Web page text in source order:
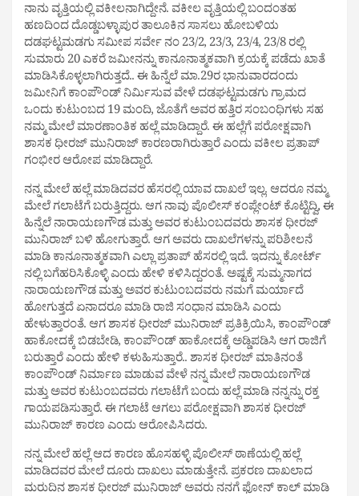
ನಾನು ವೃತ್ತಿಯಲ್ಲಿ ವಕೀಲನಾಗಿದ್ದೇನೆ. ವಕೀಲ ವೃತ್ತಿಯಲ್ಲಿ ಬಂದಂತಹ
ಹಣದಿಂದ ದೊಡ್ಡಬಳ್ಳಾಪುರ ತಾಲೂಕಿನ ಸಾಸಲು ಹೋಬಳಿಯ
ದಡಘಟ್ಟಮಡಗು ಸಮೀಪ ಸರ್ವೇ ನಂ 23/2, 23/3, 23/4, 23/8 ರಲ್ಲಿ
ಸುಮಾರು 20 ಎಕರೆ ಜಮೀನನ್ನು ಕಾನೂನಾತ್ಮಕವಾಗಿ ಕ್ರಯಕ್ಕೆ ಪಡೆದು ಖಾತೆ
ಮಾಡಿಸಿಕೊಳ್ಳಲಾಗಿರುತ್ತದೆ.. ಈ ಹಿನ್ನೆಲೆ ಮಾ.29ರ ಭಾನುವಾರದಂದು
ಜಮೀನಿಗೆ ಕಾಂಪೌಂಡ್ ನಿರ್ಮಿಸುವ ವೇಳೆ ದಡಘಟ್ಟಮಡಗು ಗ್ರಾಮದ
ಒಂದು ಕುಟುಂಬದ 19 ಮಂದಿ, ಜೊತೆಗೆ ಅವರ ಹತ್ತಿರ ಸಂಬಂಧಿಗಳು ಸಹ
ನಮ್ಮ ಮೇಲೆ ಮಾರಣಾಂತಿಕ ಹಲ್ಲೆ ಮಾಡಿದ್ದಾರೆ. ಈ ಹಲ್ಲೆಗೆ ಪರೋಕ್ಷವಾಗಿ
ಶಾಸಕ ಧೀರಜ್ ಮುನಿರಾಜ್ ಕಾರಣರಾಗಿರುತ್ತಾರೆ ಎಂದು ವಕೀಲ ಪ್ರತಾಪ್
ಗಂಭೀರ ಆರೋಪ ಮಾಡಿದ್ದಾರೆ.
ನನ್ನ ಮೇಲೆ ಹಲ್ಲೆ ಮಾಡಿದವರ ಹೆಸರಲ್ಲಿ ಯಾವ ದಾಖಲೆ ಇಲ್ಲ. ಆದರೂ ನಮ್ಮ
ಮೇಲೆ ಗಲಾಟೆಗೆ ಬರುತ್ತಿದ್ದರು. ಆಗ ನಾವು ಪೊಲೀಸ್ ಕಂಪ್ಲೇಂಟ್ ಕೊಟ್ಟಿದ್ವಿ, ಈ
ಹಿನ್ನೆಲೆ ನಾರಾಯಣಗೌಡ ಮತ್ತು ಅವರ ಕುಟುಂಬದವರು ಶಾಸಕ ಧೀರಜ್
ಮುನಿರಾಜ್ ಬಳಿ ಹೋಗುತ್ತಾರೆ. ಆಗ ಅವರು ದಾಖಲೆಗಳನ್ನು ಪರಿಶೀಲನೆ
ಮಾಡಿ ಕಾನೂನಾತ್ಮಕವಾಗಿ ಎಲ್ಲಾ ಪ್ರತಾಪ್ ಹೆಸರಲ್ಲಿ ಇದೆ. ಇದನ್ನು ಕೋರ್ಟ್
ನಲ್ಲಿ ಬಗೆಹರಿಸಿಕೊಳ್ಳಿ ಎಂದು ಹೇಳಿ ಕಳಿಸಿದ್ದರಂತೆ. ಅಷ್ಟಕ್ಕೆ ಸುಮ್ಮನಾಗದ
ನಾರಾಯಣಗೌಡ ಮತ್ತು ಅವರ ಕುಟುಂಬದವರು ನಮಗೆ ಮರ್ಯಾದೆ
ಹೋಗುತ್ತದೆ ಏನಾದರೂ ಮಾಡಿ ರಾಜಿ ಸಂಧಾನ ಮಾಡಿಸಿ ಎಂದು
ಹೇಳುತ್ತಾರಂತೆ. ಆಗ ಶಾಸಕ ಧೀರಜ್ ಮುನಿರಾಜ್ ಪ್ರತಿಕ್ರಿಯಿಸಿ, ಕಾಂಪೌಂಡ್
ಹಾಕೋದಕ್ಕೆ ಬಿಡಬೇಡಿ, ಕಾಂಪೌಂಡ್ ಹಾಕೋದಕ್ಕೆ ಅಡ್ಡಿಪಡಿಸಿ ಆಗ ರಾಜಿಗೆ
ಬರುತ್ತಾರೆ ಎಂದು ಹೇಳಿ ಕಳುಹಿಸುತ್ತಾರೆ.. ಶಾಸಕ ಧೀರಜ್ ಮಾತಿನಂತೆ
ಕಾಂಪೌಂಡ್ ನಿರ್ಮಾಣ ಮಾಡುವ ವೇಳೆ ನನ್ನ ಮೇಲೆ ನಾರಾಯಣಗೌಡ
ಮತ್ತು ಅವರ ಕುಟುಂಬದವರು ಗಲಾಟೆಗೆ ಬಂದು ಹಲ್ಲೆ ಮಾಡಿ ನನ್ನನ್ನು ರಕ್ತ
ಗಾಯಪಡಿಸುತ್ತಾರೆ.‌ ಈ ಗಲಾಟೆ ಆಗಲು ಪರೋಕ್ಷವಾಗಿ ಶಾಸಕ ಧೀರಜ್
ಮುನಿರಾಜ್ ಕಾರಣ ಎಂದು ಆರೋಪಿಸಿದರು.
ನನ್ನ ಮೇಲೆ ಹಲ್ಲೆ ಆದ ಕಾರಣ ಹೊಸಹಳ್ಳಿ ಪೊಲೀಸ್ ಠಾಣೆಯಲ್ಲಿ ಹಲ್ಲೆ
ಮಾಡಿದವರ ಮೇಲೆ ದೂರು ದಾಖಲು ಮಾಡುತ್ತೇನೆ. ಪ್ರಕರಣ ದಾಖಲಾದ
ಮರುದಿನ ಶಾಸಕ ಧೀರಜ್ ಮುನಿರಾಜ್ ಅವರು ನನಗೆ ಫೋನ್ ಕಾಲ್ ಮಾಡಿ